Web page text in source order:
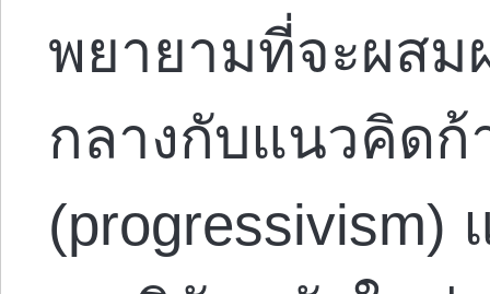
พยายามที่จะผสม
กลางกับแนวคิด
(progressivism)